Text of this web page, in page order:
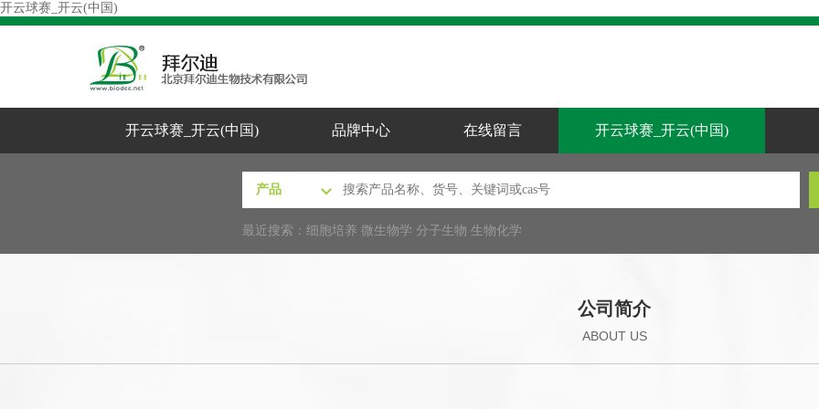
开云球赛_开云(中国)
开云球赛_开云(中国) 品牌中心 在线留言 开云球赛_开云(中国)
最近搜索： 细胞培养 微生物学 分子生物 生物化学
公司简介
ABOUT US